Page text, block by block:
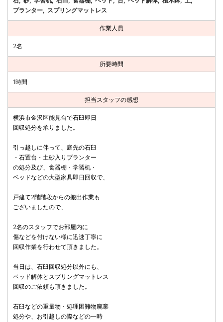
プランター
スプリングマットレス
作業人員
2名
所要時間
1時間
担当スタッフの感想
横浜市金沢区能見台で石臼即日
回収処分を承りました。
引っ越しに伴って、庭先の石臼
・石置台・土砂入りプランター
の処分及び、食器棚・学習机・
ベッドなどの大型家具即日回収で、
戸建て2階階段からの搬出作業も
ございましたので、
2名のスタッフでお部屋内に
傷などを付けない様に迅速丁寧に
回収作業を行わせて頂きました。
当日は、石臼回収処分以外にも、
ベッド解体とスプリングマットレス
回収のご依頼も頂きました。
石臼などの重量物・処理困難物廃棄
処分や、お引越しの際などの一時